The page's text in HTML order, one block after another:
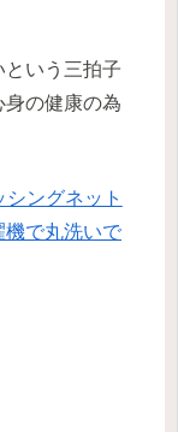
いう三拍子
の健康の為
ングネット
機で丸洗いで